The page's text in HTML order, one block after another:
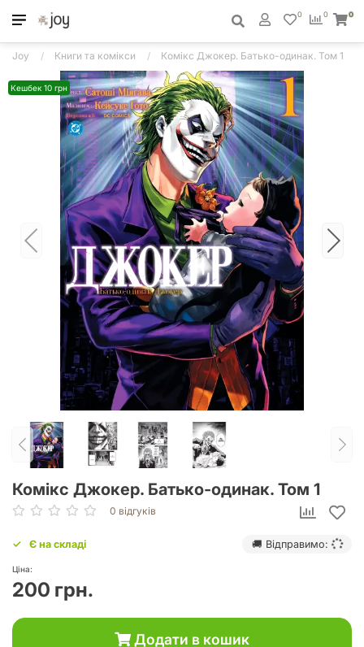
0
0 0
Joy Книги та комікси Комікс Джокер. Батько-одинак. Том 1
Кешбек 10 грн
Комікс Джокер. Батько-одинак. Том 1
0 відгуків
Є на складі 🚚 Відправимо:
Ціна:
200 грн.
Додати в кошик